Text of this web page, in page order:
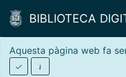
BIBLIOTECA
Aquesta pàgina web fa